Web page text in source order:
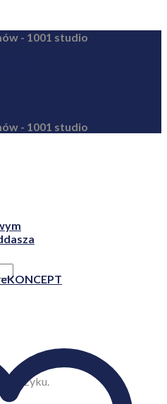
- 1001 studio
- 1001 studio
koszyku.